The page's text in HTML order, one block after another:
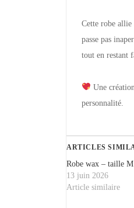
Cette robe
passe pas
tout en restant
Une
personnalité.
ARTICLES
Robe wax – taille M
13 juin 2026
Article similaire